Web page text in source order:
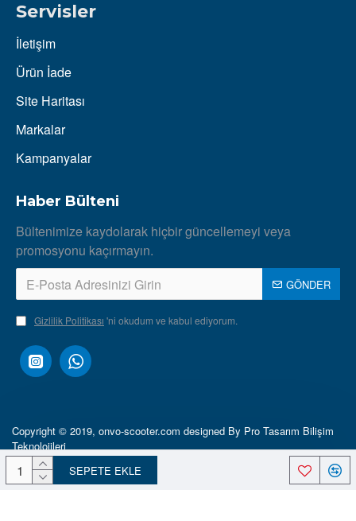
SEPETE EKLE
Servisler
İletişim
Ürün İade
Site Haritası
Markalar
Kampanyalar
Haber Bülteni
Bültenimize kaydolarak hiçbir güncellemeyi veya
promosyonu kaçırmayın.
GÖNDER
Gizlilik Politikası 'ni okudum ve kabul ediyorum.
Copyright © 2019, onvo-scooter.com designed By Pro Tasarım Bilişim
Teknolojileri